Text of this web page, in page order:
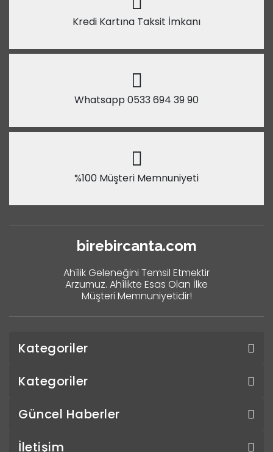
Kredi Kartına Taksit İmkanı
Whatsapp 0533 694 39 90
%100 Müşteri Memnuniyeti
birebircanta.com
Ahîlik Geleneğini Temsil Etmektir
Arzumuz. Ahîlikte Esas Olan İlke
Müşteri Memnuniyetidir!
Kategoriler
Kategoriler
Güncel Haberler
İletişim